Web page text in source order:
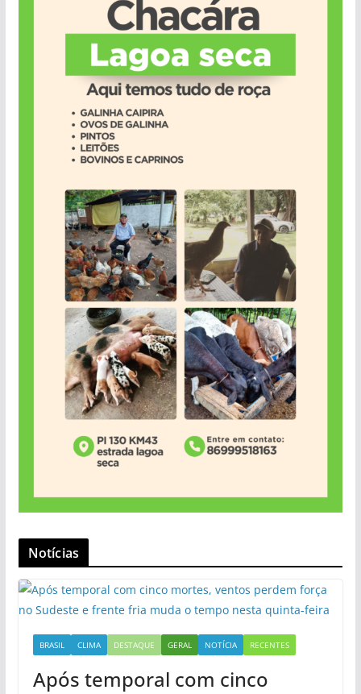
Notícias
BRASIL CLIMA DESTAQUE GERAL NOTÍCIA RECENTES
Após temporal com cinco